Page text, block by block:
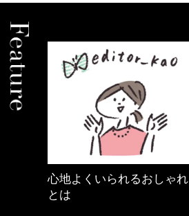
心地よくいられるおしゃれ
とは